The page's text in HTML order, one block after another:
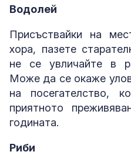
Водолей
Присъствайки на
хора, пазете
не се увличайте в
Може да се окаже
на посегателство,
приятното
годината.
Риби